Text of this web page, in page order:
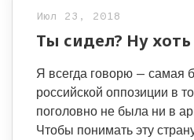
Июл 23, 2018
Ты сидел? Ну
Я всегда говорю — самая
российской оппозиции в
поголовно не была ни в
Чтобы понимать эту